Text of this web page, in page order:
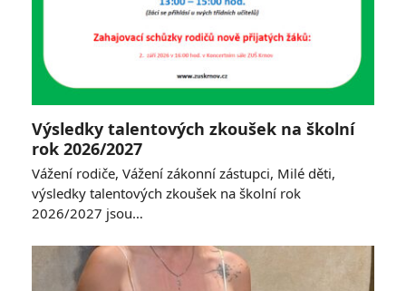
Výsledky talentových zkoušek na školní
rok 2026/2027
Vážení rodiče, Vážení zákonní zástupci, Milé děti,
výsledky talentových zkoušek na školní rok
2026/2027 jsou…